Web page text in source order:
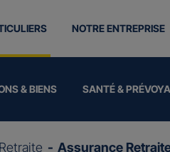
& BIENS SANTÉ &
NOTRE ENTREPRISE
Assurance